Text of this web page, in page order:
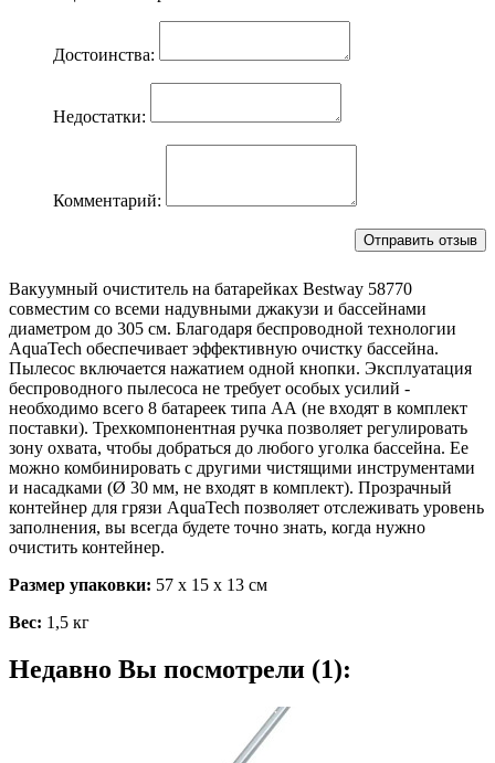
Достоинства:
Недостатки:
Комментарий:
Вакуумный очиститель на батарейках Bestway 58770
совместим со всеми надувными джакузи и бассейнами
диаметром до 305 см. Благодаря беспроводной технологии
AquaTech обеспечивает эффективную очистку бассейна.
Пылесос включается нажатием одной кнопки. Эксплуатация
беспроводного пылесоса не требует особых усилий -
необходимо всего 8 батареек типа АА (не входят в комплект
поставки). Трехкомпонентная ручка позволяет регулировать
зону охвата, чтобы добраться до любого уголка бассейна. Ее
можно комбинировать с другими чистящими инструментами
и насадками (Ø 30 мм, не входят в комплект). Прозрачный
контейнер для грязи AquaTech позволяет отслеживать уровень
заполнения, вы всегда будете точно знать, когда нужно
очистить контейнер.
Размер упаковки: 57 х 15 х 13 см
Вес: 1,5 кг
Недавно Вы посмотрели (1):